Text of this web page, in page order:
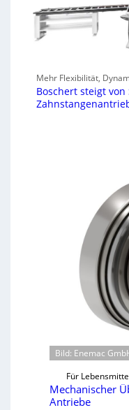
Mehr Flexibilität,
Boschert steigt
Bild: Enemac
Für
Mechanischer
Antriebe